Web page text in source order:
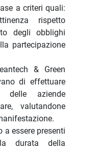
a criteri quali:
rispetto
degli obblighi
partecipazione
& Green
di effettuare
delle aziende
valutandone
a essere presenti
durata della